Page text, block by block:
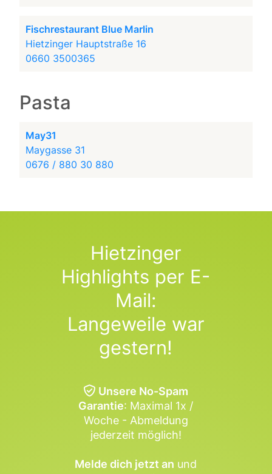
Fischrestaurant Blue Marlin
Hietzinger Hauptstraße 16
0660 3500365
Pasta
May31
Maygasse 31
0676 / 880 30 880
Hietzinger
Highlights per E-
Mail:
Langeweile war
gestern!
Unsere No-Spam
Garantie: Maximal 1x /
Woche - Abmeldung
jederzeit möglich!
Melde dich jetzt an und